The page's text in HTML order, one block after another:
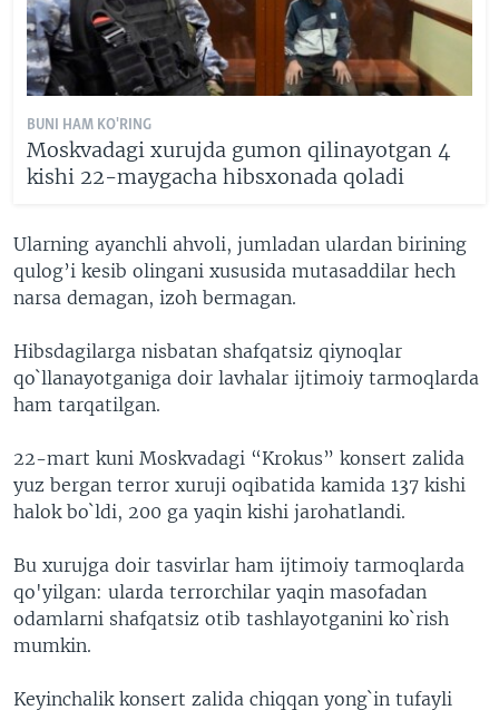
BUNI HAM KO'RING
Moskvadagi xurujda gumon qilinayotgan 4
kishi 22-maygacha hibsxonada qoladi
Ularning ayanchli ahvoli, jumladan ulardan birining
qulog’i kesib olingani xususida mutasaddilar hech
narsa demagan, izoh bermagan.
Hibsdagilarga nisbatan shafqatsiz qiynoqlar
qo`llanayotganiga doir lavhalar ijtimoiy tarmoqlarda
ham tarqatilgan.
22-mart kuni Moskvadagi “Krokus” konsert zalida
yuz bergan terror xuruji oqibatida kamida 137 kishi
halok bo`ldi, 200 ga yaqin kishi jarohatlandi.
Bu xurujga doir tasvirlar ham ijtimoiy tarmoqlarda
qo'yilgan: ularda terrorchilar yaqin masofadan
odamlarni shafqatsiz otib tashlayotganini ko`rish
mumkin.
Keyinchalik konsert zalida chiqqan yong`in tufayli